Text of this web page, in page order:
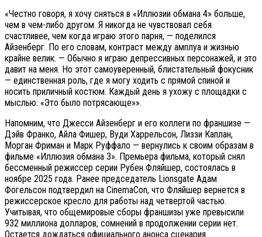
«Честно говоря, я хочу сняться в «Иллюзии обмана 4» больше,
чем в чем-либо другом. Я никогда не чувствовал себя
счастливее, чем когда играю этого парня, — поделился
Айзенберг. По его словам, контраст между амплуа и жизнью
крайне велик. — Обычно я играю депрессивных персонажей, и это
давит на меня. Но этот самоуверенный, блистательный фокусник
— единственная роль, где я могу ходить с прямой спиной и
носить приличный костюм. Каждый день я ухожу с площадки с
мыслью: «Это было потрясающе»».
Напомним, что Джесси Айзенберг и его коллеги по франшизе —
Дэйв Франко, Айла Фишер, Вуди Харрельсон, Лиззи Каплан,
Морган Фриман и Марк Руффало — вернулись к своим образам в
фильме «Иллюзия обмана 3». Премьера фильма, который снял
бессменный режиссер серии Рубен Фляйшер, состоялась в
ноябре 2025 года. Ранее председатель Lionsgate Адам
Фогельсон подтвердил на CinemaCon, что Фляйшер вернется в
режиссерское кресло для работы над четвертой частью.
Учитывая, что общемировые сборы франшизы уже превысили
932 миллиона долларов, сомнений в продолжении серии нет.
Остается дождаться официального анонса сценария.